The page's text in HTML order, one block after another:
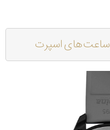
ساعت های اسپرت